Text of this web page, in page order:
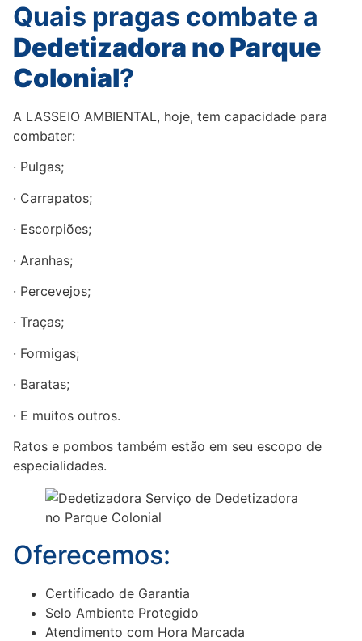
Quais pragas combate a
Dedetizadora no Parque
Colonial?
A LASSEIO AMBIENTAL, hoje, tem capacidade para
combater:
· Pulgas;
· Carrapatos;
· Escorpiões;
· Aranhas;
· Percevejos;
· Traças;
· Formigas;
· Baratas;
· E muitos outros.
Ratos e pombos também estão em seu escopo de
especialidades.
Oferecemos:
Certificado de Garantia
Selo Ambiente Protegido
Atendimento com Hora Marcada